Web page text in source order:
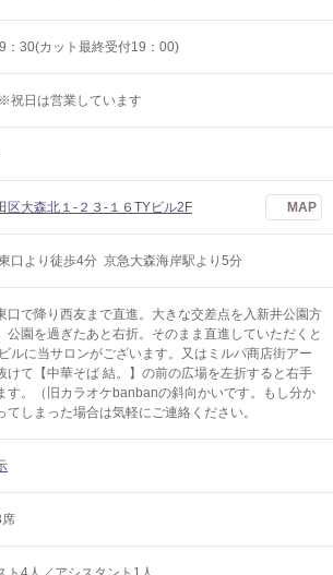
：30(カット最終受付19：00)
祝日は営業しています
区大森北１-２３-１６TYビル2F MAP
口より徒歩4分 京急大森海岸駅より5分
口で降り西友まで直進。大きな交差点を入新井公園方
公園を過ぎたあと右折。そのまま直進していただくと
ルに当サロンがございます。又はミルパ商店街アー
けて【中華そば 結。】の前の広場を左折すると右手
す。（旧カラオケbanbanの斜向かいです。もし分か
てしまった場合は気軽にご連絡ください。
席